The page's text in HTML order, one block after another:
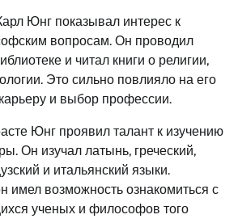
Юнг показывал интерес к
вопросам. Он проводил
и читал книги о религии,
Это сильно повлияло на его
и выбор профессии.
Юнг проявил талант к изучению
Он изучал латынь, греческий,
и итальянский языки.
имел возможность ознакомиться с
ученых и философов того